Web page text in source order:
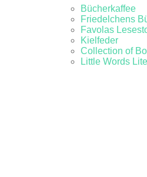
Bücherkaffee
Friedelchens
Favolas
Kielfeder
Collection of
Little Words